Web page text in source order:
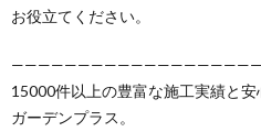
お役立てください。
15000件以上の豊富な施工実績と
ガーデンプラス。